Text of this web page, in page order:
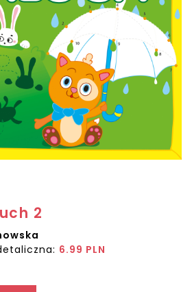
2
6.99 PLN